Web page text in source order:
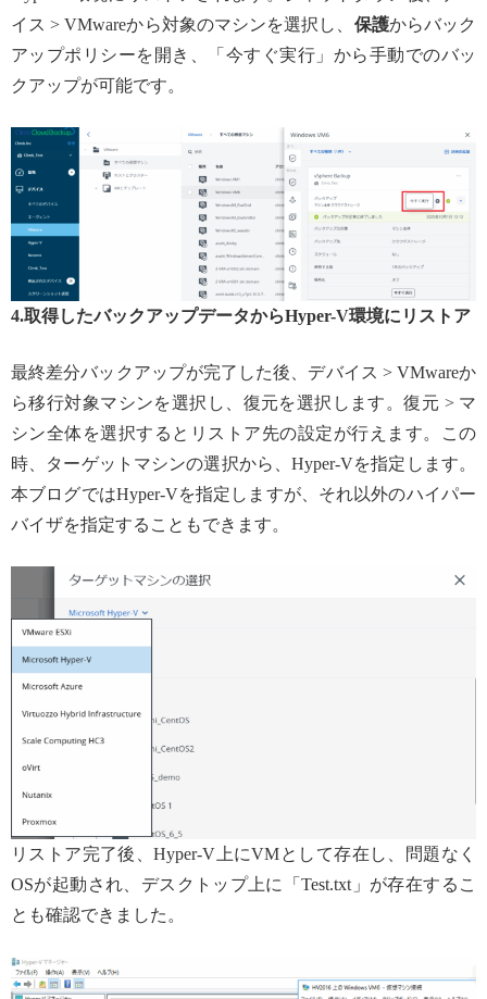
イス > VMwareから対象のマシンを選択し、 保護からバック
アップポリシーを開き、「今すぐ実行」から手動でのバッ
クアップが可能です。
4.取得したバックアップデータからHyper-V環境にリストア
最終差分バックアップが完了した後、デバイス > VMwareか
ら移行対象マシンを選択し、復元を選択します。復元 > マ
シン全体を選択するとリストア先の設定が行えます。この
時、ターゲットマシンの選択から、Hyper-Vを指定します。
本ブログではHyper-Vを指定しますが、それ以外のハイパー
バイザを指定することもできます。
リストア完了後、Hyper-V上にVMとして存在し、問題なく
OSが起動され、デスクトップ上に「Test.txt」が存在するこ
とも確認できました。